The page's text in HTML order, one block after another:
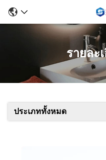
รายละ
ประเภททั้งหมด